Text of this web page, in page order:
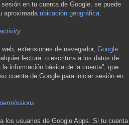
en tu cuenta de Google, se puede
aproximada ubicación geográfica
extensiones de navegador, Google
lectura o escritura a los datos de
información básica de la cuenta”, que
cuenta de Google para iniciar sesión en
usuarios de Google Apps. Si tu cuenta